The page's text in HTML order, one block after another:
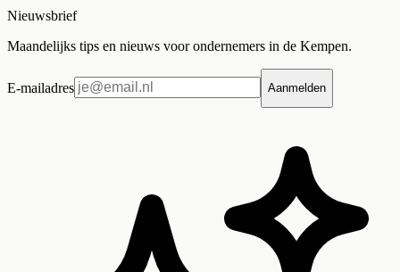
Nieuwsbrief
Maandelijks tips en nieuws voor ondernemers in de Kempen.
E-mailadres Aanmelden